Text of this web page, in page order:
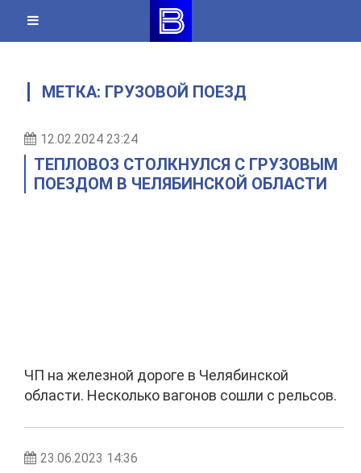
content
МЕТКА: ГРУЗОВОЙ ПОЕЗД
12.02.2024 23:24
ТЕПЛОВОЗ СТОЛКНУЛСЯ С ГРУЗОВЫМ
ПОЕЗДОМ В ЧЕЛЯБИНСКОЙ ОБЛАСТИ
ЧП на железной дороге в Челябинской
области. Несколько вагонов сошли с рельсов.
23.06.2023 14:36